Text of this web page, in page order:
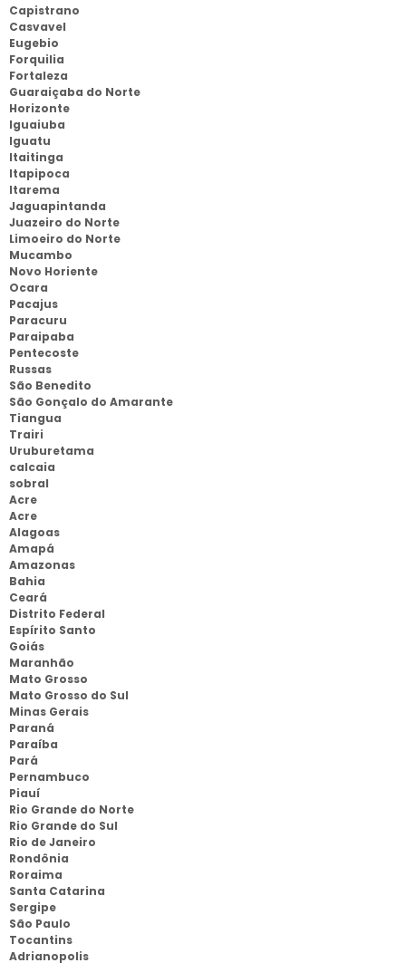
Capistrano
Casvavel
Eugebio
Forquilia
Fortaleza
Guaraiçaba do Norte
Horizonte
Iguaiuba
Iguatu
Itaitinga
Itapipoca
Itarema
Jaguapintanda
Juazeiro do Norte
Limoeiro do Norte
Mucambo
Novo Horiente
Ocara
Pacajus
Paracuru
Paraipaba
Pentecoste
Russas
São Benedito
São Gonçalo do Amarante
Tiangua
Trairi
Uruburetama
calcaia
sobral
Acre
Acre
Alagoas
Amapá
Amazonas
Bahia
Ceará
Distrito Federal
Espírito Santo
Goiás
Maranhão
Mato Grosso
Mato Grosso do Sul
Minas Gerais
Paraná
Paraíba
Pará
Pernambuco
Piauí
Rio Grande do Norte
Rio Grande do Sul
Rio de Janeiro
Rondônia
Roraima
Santa Catarina
Sergipe
São Paulo
Tocantins
Adrianopolis